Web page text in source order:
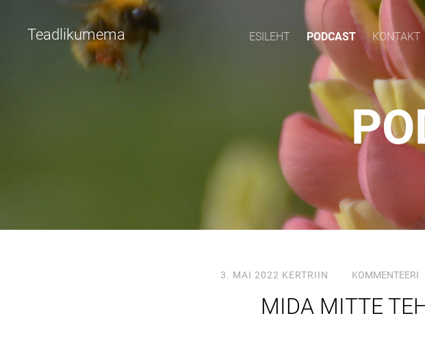
Teadlikumema ESILEHT PODCAST KONTAKT
3. MAI 2022 KERTRIIN KOMMENTEERI
MIDA MITTE